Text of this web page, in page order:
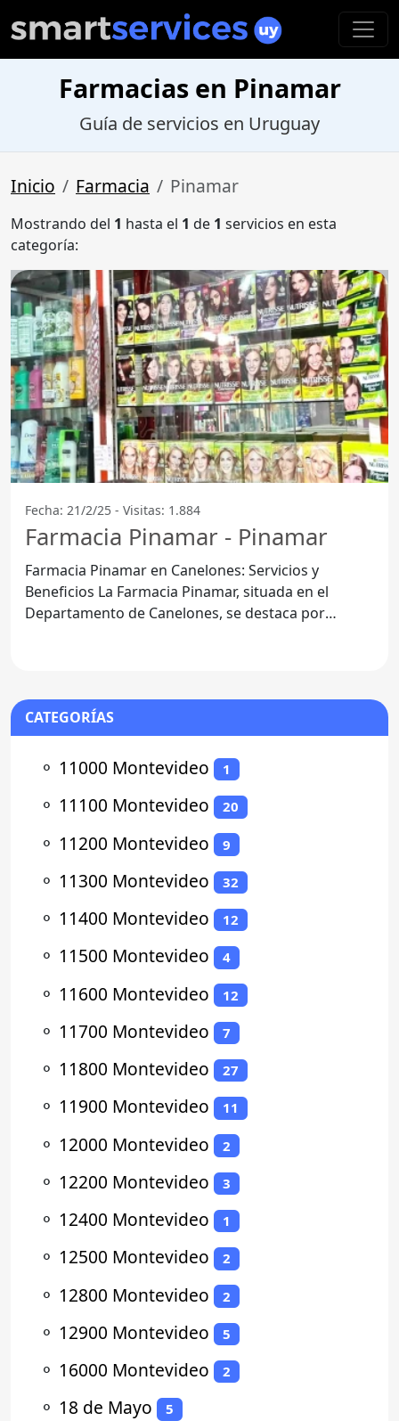
Farmacias en Pinamar
Guía de servicios en Uruguay
Inicio Farmacia Pinamar
Mostrando del 1 hasta el 1 de 1 servicios en esta
categoría:
Fecha: 21/2/25 - Visitas: 1.884
Farmacia Pinamar - Pinamar
Farmacia Pinamar en Canelones: Servicios y
Beneficios La Farmacia Pinamar, situada en el
Departamento de Canelones, se destaca por
CATEGORÍAS
⚬ 11000 Montevideo 1
⚬ 11100 Montevideo 20
⚬ 11200 Montevideo 9
⚬ 11300 Montevideo 32
⚬ 11400 Montevideo 12
⚬ 11500 Montevideo 4
⚬ 11600 Montevideo 12
⚬ 11700 Montevideo 7
⚬ 11800 Montevideo 27
⚬ 11900 Montevideo 11
⚬ 12000 Montevideo 2
⚬ 12200 Montevideo 3
⚬ 12400 Montevideo 1
⚬ 12500 Montevideo 2
⚬ 12800 Montevideo 2
⚬ 12900 Montevideo 5
⚬ 16000 Montevideo 2
⚬ 18 de Mayo 5